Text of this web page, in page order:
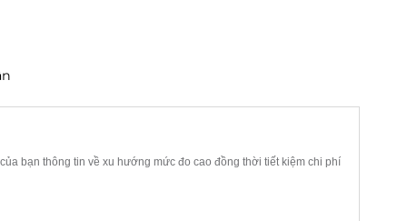
bạn thông tin về xu hướng mức đo cao đồng thời tiết kiệm chi phí